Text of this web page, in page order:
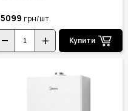
5099 грн/шт.
Купити